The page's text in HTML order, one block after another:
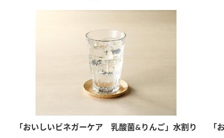
「おいしいビネガーケア 乳酸菌&りんご」水割り 「